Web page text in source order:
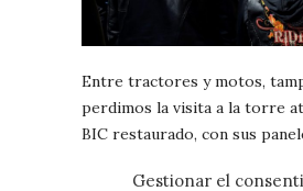
Gestionar el
Entre tractores y motos,
perdimos la visita a la torre
BIC restaurado, con sus
conocido. Es pequeña, pero